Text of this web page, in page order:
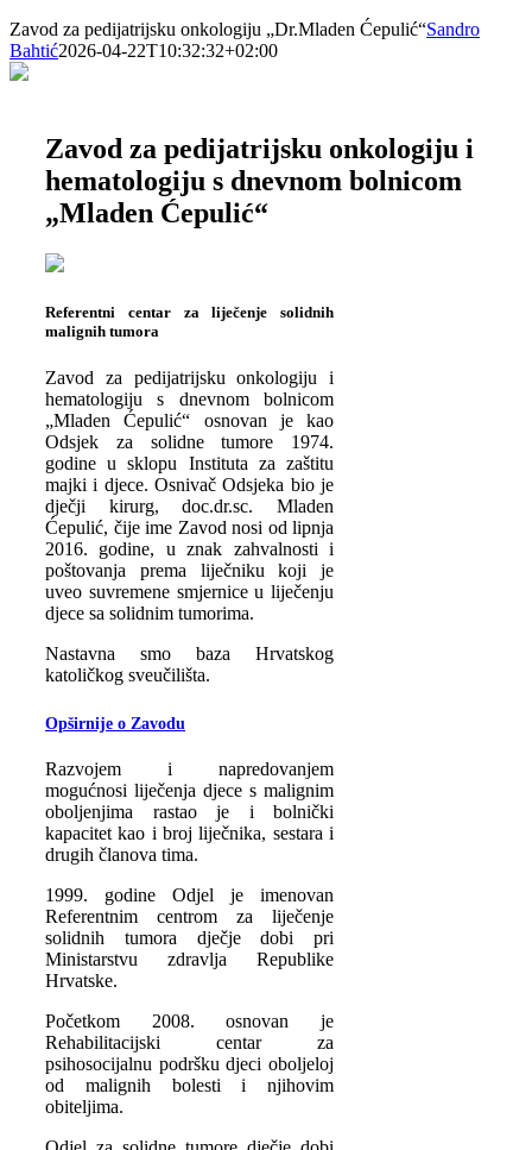
Zavod za pedijatrijsku onkologiju „Dr.Mladen Ćepulić“Sandro
Bahtić2026-04-22T10:32:32+02:00
Zavod za pedijatrijsku onkologiju i
hematologiju s dnevnom bolnicom
„Mladen Ćepulić“
Referentni centar za liječenje solidnih
malignih tumora
Zavod za pedijatrijsku onkologiju i
hematologiju s dnevnom bolnicom
„Mladen Ćepulić“ osnovan je kao
Odsjek za solidne tumore 1974.
godine u sklopu Instituta za zaštitu
majki i djece. Osnivač Odsjeka bio je
dječji kirurg, doc.dr.sc. Mladen
Ćepulić, čije ime Zavod nosi od lipnja
2016. godine, u znak zahvalnosti i
poštovanja prema liječniku koji je
uveo suvremene smjernice u liječenju
djece sa solidnim tumorima.
Nastavna smo baza Hrvatskog
katoličkog sveučilišta.
Opširnije o Zavodu
Razvojem i napredovanjem
mogućnosi liječenja djece s malignim
oboljenjima rastao je i bolnički
kapacitet kao i broj liječnika, sestara i
drugih članova tima.
1999. godine Odjel je imenovan
Referentnim centrom za liječenje
solidnih tumora dječje dobi pri
Ministarstvu zdravlja Republike
Hrvatske.
Početkom 2008. osnovan je
Rehabilitacijski centar za
psihosocijalnu podršku djeci oboljeloj
od malignih bolesti i njihovim
obiteljima.